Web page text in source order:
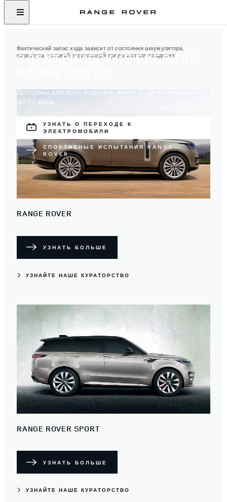
ЭЛЕКТРИЧЕСКИЕ ГИБРИДЫ
Доступны для всех моделей, запас хода на электротяге
до 73 миль.
УЗНАТЬ О ПЕРЕХОДЕ К
ЭЛЕКТРОМОБИЛИ
СПОРТИВНЫЕ ИСПЫТАНИЯ RANGE
ROVER
Фактический запас хода зависит от состояния аккумулятора,
маршрута, условий окружающей среды и стиля вождения.
RANGE ROVER
УЗНАТЬ БОЛЬШЕ
УЗНАЙТЕ НАШЕ КУРАТОРСТВО
RANGE ROVER SPORT
УЗНАТЬ БОЛЬШЕ
УЗНАЙТЕ НАШЕ КУРАТОРСТВО